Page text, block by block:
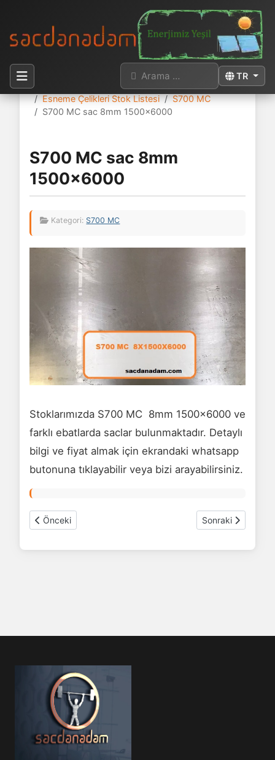
Dilinizi seçin
TR
Arama
Buradasınız:
Esneme Çelikleri Stok Listesi
S700 MC
S700 MC sac 8mm 1500x6000
S700 MC sac 8mm
1500x6000
Kategori: S700 MC
Stoklarımızda S700 MC 8mm 1500x6000 ve
farklı ebatlarda saclar bulunmaktadır. Detaylı
bilgi ve fiyat almak için ekrandaki whatsapp
butonuna tıklayabilir veya bizi arayabilirsiniz.
Önceki makale: S700 MC sac 8mm 1500x9000
Önceki Sonraki makale:
Sonraki